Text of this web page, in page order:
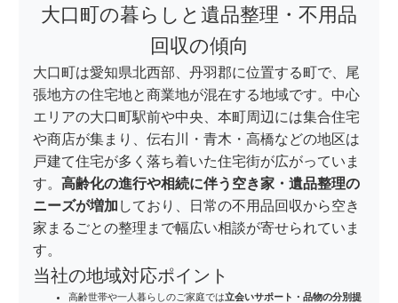
大口町の暮らしと遺品整理・不用品
回収の傾向
大口町は愛知県北西部、丹羽郡に位置する町で、尾
張地方の住宅地と商業地が混在する地域です。中心
エリアの大口町駅前や中央、本町周辺には集合住宅
や商店が集まり、伝右川・青木・高橋などの地区は
戸建て住宅が多く落ち着いた住宅街が広がっていま
す。 高齢化の進行や相続に伴う空き家・遺品整理の
ニーズが増加 しており、日常の不用品回収から空き
家まるごとの整理まで幅広い相談が寄せられていま
す。
当社の地域対応ポイント
高齢世帯や一人暮らしのご家庭では立会いサポート・品物の分別提